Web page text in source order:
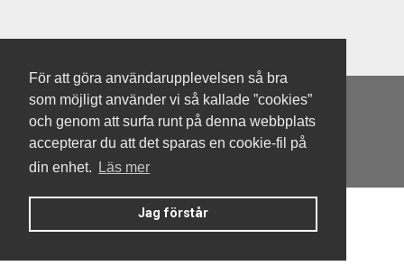
För att göra användarupplevelsen så bra
som möjligt använder vi så kallade ”cookies”
och genom att surfa runt på denna webbplats
accepterar du att det sparas en cookie-fil på
din enhet.
Läs mer
Jag förstår
Denna hemsida är byggd med Smart Brf ®